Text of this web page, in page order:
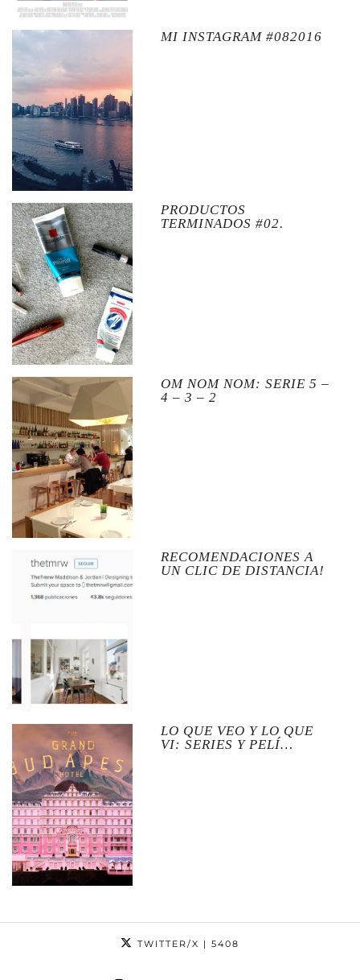
MI INSTAGRAM #082016
PRODUCTOS
TERMINADOS #02.
OM NOM NOM: SERIE 5 –
4 – 3 – 2
RECOMENDACIONES A
UN CLIC DE DISTANCIA!
LO QUE VEO Y LO QUE
VI: SERIES Y PELÍ…
TWITTER/X | 5408